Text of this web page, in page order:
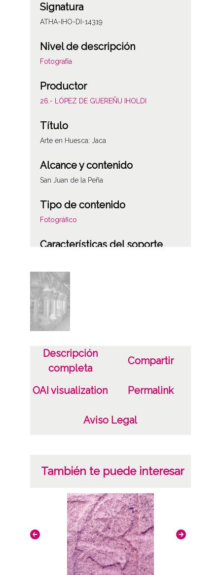
Signatura
ATHA-IHO-DI-14319
Nivel de descripción
Fotografía
Productor
26.- LÓPEZ DE GUEREÑU IHOLDI
Título
Arte en Huesca: Jaca
Alcance y contenido
San Juan de la Peña
Tipo de contenido
Fotográfico
Características del soporte
Fecha
19610302
Lugar
Licencia de las imágenes
Descripción
completa
Compartir
OAI visualization Permalink
Aviso Legal
También te puede interesar